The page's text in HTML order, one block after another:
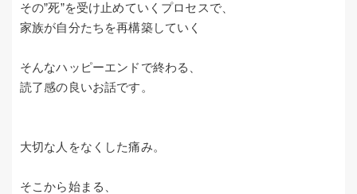
その”死”を受け止めていくプロセスで、
家族が自分たちを再構築していく
そんなハッピーエンドで終わる、
読了感の良いお話です。
大切な人をなくした痛み。
そこから始まる、